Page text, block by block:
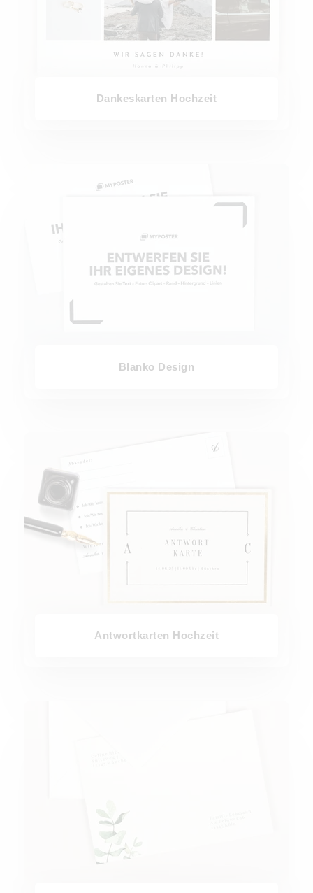
Dankeskarten Hochzeit
Blanko Design
Antwortkarten Hochzeit